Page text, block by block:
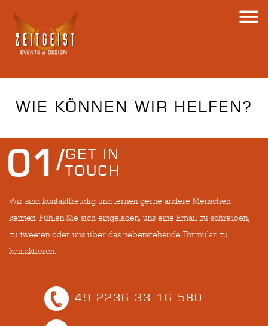
WIE KÖNNEN WIR HELFEN?
01
GET IN
TOUCH
Wir sind kontaktfreudig und lernen gerne andere Menschen
kennen. Fühlen Sie sich eingeladen, uns eine Email zu schreiben,
zu tweeten oder uns über das nebenstehende Formular zu
kontaktieren.
49 2236 33 16 580